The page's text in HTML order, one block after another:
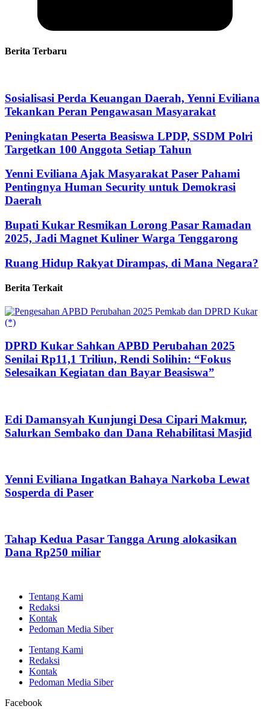
Berita Terbaru
Sosialisasi Perda Keuangan Daerah, Yenni Eviliana
Tekankan Peran Pengawasan Masyarakat
Peningkatan Peserta Beasiswa LPDP, SSDM Polri
Targetkan 100 Anggota Setiap Tahun
Yenni Eviliana Ajak Masyarakat Paser Pahami
Pentingnya Human Security untuk Demokrasi
Daerah
Bupati Kukar Resmikan Lorong Pasar Ramadan
2025, Jadi Magnet Kuliner Warga Tenggarong
Ruang Hidup Rakyat Dirampas, di Mana Negara?
Berita Terkait
DPRD Kukar Sahkan APBD Perubahan 2025
Senilai Rp11,1 Triliun, Rendi Solihin: “Fokus
Selesaikan Kegiatan dan Bayar Beasiswa”
Edi Damansyah Kunjungi Desa Cipari Makmur,
Salurkan Sembako dan Dana Rehabilitasi Masjid
Yenni Eviliana Ingatkan Bahaya Narkoba Lewat
Sosperda di Paser
Tahap Kedua Pasar Tangga Arung alokasikan
Dana Rp250 miliar
Tentang Kami
Redaksi
Kontak
Pedoman Media Siber
Tentang Kami
Redaksi
Kontak
Pedoman Media Siber
Facebook